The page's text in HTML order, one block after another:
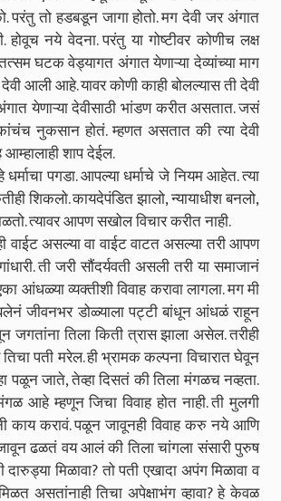
परंतु तो हडबडून जागा होतो. मग देवी जर अंगात
नये वेदना. परंतु या गोष्टीवर कोणीच लक्ष
घटक वेड्यागत अंगात येणाऱ्या देव्यांच्या माग
आली आहे. यावर कोणी काही बोलल्यास ती देवी
येणाऱ्या देवीसाठी भांडण करीत असतात. जसं
नुकसान होतं. म्हणत असतात की त्या देवी
शाप देईल.
पगडा. आपल्या धर्माचे जे नियम आहेत. त्या
शिकलो. कायदेपंडित झालो, न्यायाधीश बनलो,
त्यावर आपण सखोल विचार करीत नाही.
असल्या वा वाईट वाटत असल्या तरी आपण
ती जरी सौंदर्यवती असली तरी या समाजानं
व्यक्तीशी विवाह करावा लागला. मग मी
जीवनभर डोळ्याला पट्टी बांधून आंधळं राहून
जगतांना तिला किती त्रास झाला असेल. तरीही
पती मरेल. ही भ्रामक कल्पना विचारात घेवून
पळून जाते, तेव्हा दिसतं की तिला मंगळच नव्हता.
आहे म्हणून जिचा विवाह होत नाही. ती मुलगी
काय करावं. पळून जावूनही विवाह करु नये आणि
ढळतं वय आलं की तिला चांगला संसारी पुरुष
मिळावा? तो पती एखादा अपंग मिळावा व
असतांनाही तिचा अपेक्षाभंग व्हावा? हे केवळ